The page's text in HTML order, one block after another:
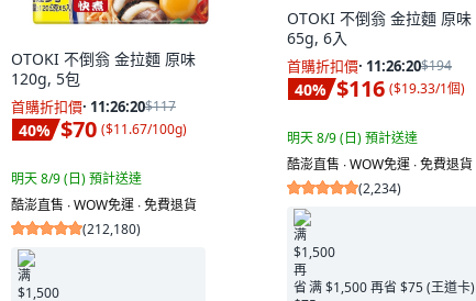
OTOKI 不倒翁 金拉麵 原味
120g, 5包
首購折扣價· 11:26:19$117
40% $70 ($11.67/100g)
明天 8/9 (日)預計送達
酷澎直售 ∙ WOW免運 ∙ 免費退貨
(212,180)
OTOKI 不倒翁 金拉麵 原味
65g, 6入
首購折扣價· 11:26:19$194
40% $116 ($19.33/1個)
明天 8/9 (日)預計送達
酷澎直售 ∙ WOW免運 ∙ 免費退貨
(2,234)
满 $1,500 再省 $75 (王道卡)